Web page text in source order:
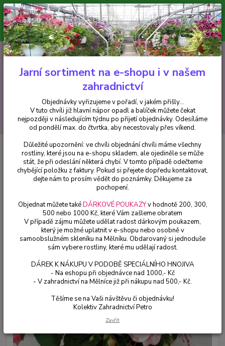
Minimální hodnota pro odeslání z e-shopu je 300 Kč.
V tuto chvíli již hlavní nápor objednávek opadl a balíček můžete čekat
nejpozději v následujícím týdnu po přijetí objednávky. Objednávky
vyřizujeme v pořadí, v jakém přišly...
CZK
Hledat
+420 602 223 614 0ks
za0 Kč
Fuchsie Fuchsia Jollies La Grande Jurancon 1183 F
Fuchsia Jollies La Grande
Jurancon 1183 F
Jarní sortiment na e-shopu i v našem
zahradnictví
Objednávky vyřizujeme v pořadí, v jakém přišly...
V tuto chvíli již hlavní nápor opadl a balíček můžete čekat
nejpozději v následujícím týdnu po přijetí objednávky. Odesíláme
od pondělí max. do čtvrtka, aby necestovaly přes víkend.
Důležité upozornění: ve chvíli objednání chvíli máme všechny
rostliny, které jsou na e-shopu skladem, ale ojediněle se může
stát, že při odeslání některá chybí. V tomto případě odečteme
chybějící položku z faktury. Pokud si přejete dopředu kontaktovat,
dejte nám to prosím vědět do poznámky. Děkujeme za
pochopení.
Objednat můžete takéDÁRKOVÉ POUKAZYv hodnotě 200, 300,
500 nebo 1000 Kč, které Vám zašleme obratem
V případě zájmu můžete udělat radost dárkovým poukazem,
který je možné uplatnit v e-shopu nebo osobně v
samoobslužném skleníku na Mělníku. Obdarovaný si jednoduše
sám vybere rostliny, které mu udělají radost.
DÁREK K NÁKUPU V PODOBĚ SPECIÁLNÍHO HNOJIVA
- Na eshopu při objednávce nad 1000,- Kč
- V zahradnictví na Mělníce již při nákupu nad 500,- Kč.
Těšíme se na Vaši návštěvu či objednávku!
Kolektiv Zahradnictví Petro
Zavřít